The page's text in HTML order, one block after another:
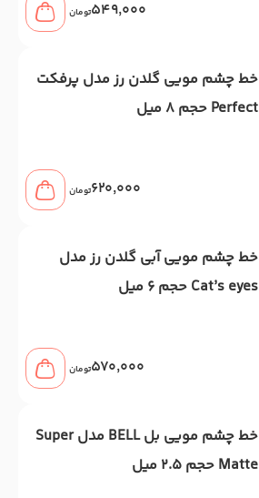
549,000تومان
خط چشم مویی گلدن رز مدل پرفکت
Perfect حجم 8 میل
620,000تومان
خط چشم مویی آبی گلدن رز مدل
Cat’s eyes حجم 6 میل
570,000تومان
خط چشم مویی بل BELL مدل Super
Matte حجم 2.5 میل